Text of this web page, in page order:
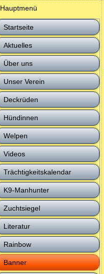
Hauptmenü
Startseite
Aktuelles
Über uns
Unser Verein
Deckrüden
Hündinnen
Welpen
Videos
Trächtigkeitskalendar
K9-Manhunter
Zuchtsiegel
Literatur
Rainbow
Banner